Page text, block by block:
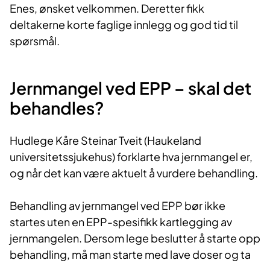
Enes, ønsket velkommen. Deretter fikk
deltakerne korte faglige innlegg og god tid til
spørsmål.
Jernmangel ved EPP – skal det
behandles?
Hudlege Kåre Steinar Tveit (Haukeland
universitetssjukehus) forklarte hva jernmangel er,
og når det kan være aktuelt å vurdere behandling.
Behandling av jernmangel ved EPP bør ikke
startes uten en EPP-spesifikk kartlegging av
jernmangelen. Dersom lege beslutter å starte opp
behandling, må man starte med lave doser og ta